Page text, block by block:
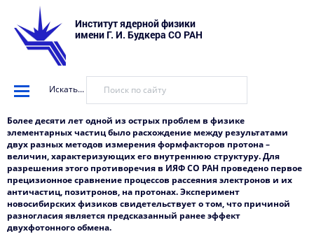
Институт ядерной физики
имени Г. И. Будкера СО РАН
Искать...
Более десяти лет одной из острых проблем в физике
элементарных частиц было расхождение между результатами
двух разных методов измерения формфакторов протона –
величин, характеризующих его внутреннюю структуру. Для
разрешения этого противоречия в ИЯФ СО РАН проведено первое
прецизионное сравнение процессов рассеяния электронов и их
античастиц, позитронов, на протонах. Эксперимент
новосибирских физиков свидетельствует о том, что причиной
разногласия является предсказанный ранее эффект
двухфотонного обмена.